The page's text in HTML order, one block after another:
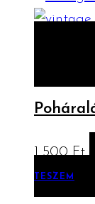
1 500Ft
TESZEM